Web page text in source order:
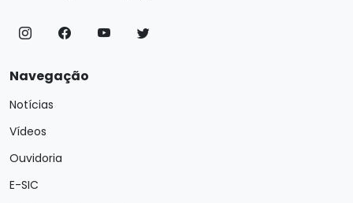
Navegação
Notícias
Vídeos
Ouvidoria
E-SIC